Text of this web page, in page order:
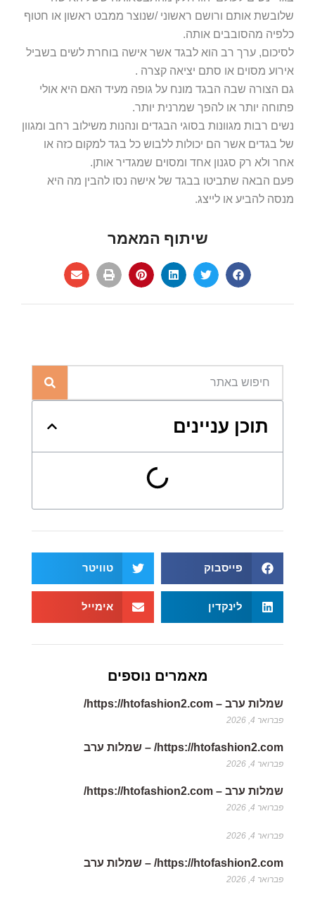
שלובשת אותם ורושם ראשוני /שנוצר ממבט ראשון או חטוף
כלפיה מהסובבים אותה.
לסיכום, ערך רב הוא לבגד אשר אישה בוחרת לשים בשביל
אירוע מסוים או סתם יציאה קצרה .
גם הצורה שבה הבגד מונח על גופה מעיד האם היא אולי
פתוחה יותר או להפך שמרנית יותר.
נשים רבות מגוונות בסוגי הבגדים ונהנות משילוב רחב ומגוון
של בגדים אשר הם יכולות ללבוש כל בגד למקום כזה או
אחר ולא רק סגנון אחד ומסוים שמגדיר אותן.
פעם הבאה שתביטו בבגד של אישה נסו להבין מה היא
מנסה להביע או לייצג.
שיתוף המאמר
תוכן עניינים
פייסבוק טוויטר
לינקדין אימייל
מאמרים נוספים
שמלות ערב – https://htofashion2.com/
פברואר 4, 2026
https://htofashion2.com/ – שמלות ערב
פברואר 4, 2026
שמלות ערב – https://htofashion2.com/
פברואר 4, 2026
פברואר 4, 2026
https://htofashion2.com/ – שמלות ערב
פברואר 4, 2026